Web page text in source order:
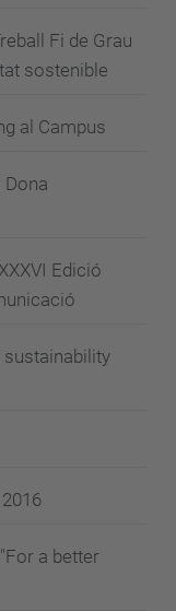
Fi de Grau
sostenible
al Campus
Dona
Edició
sustainability
a better